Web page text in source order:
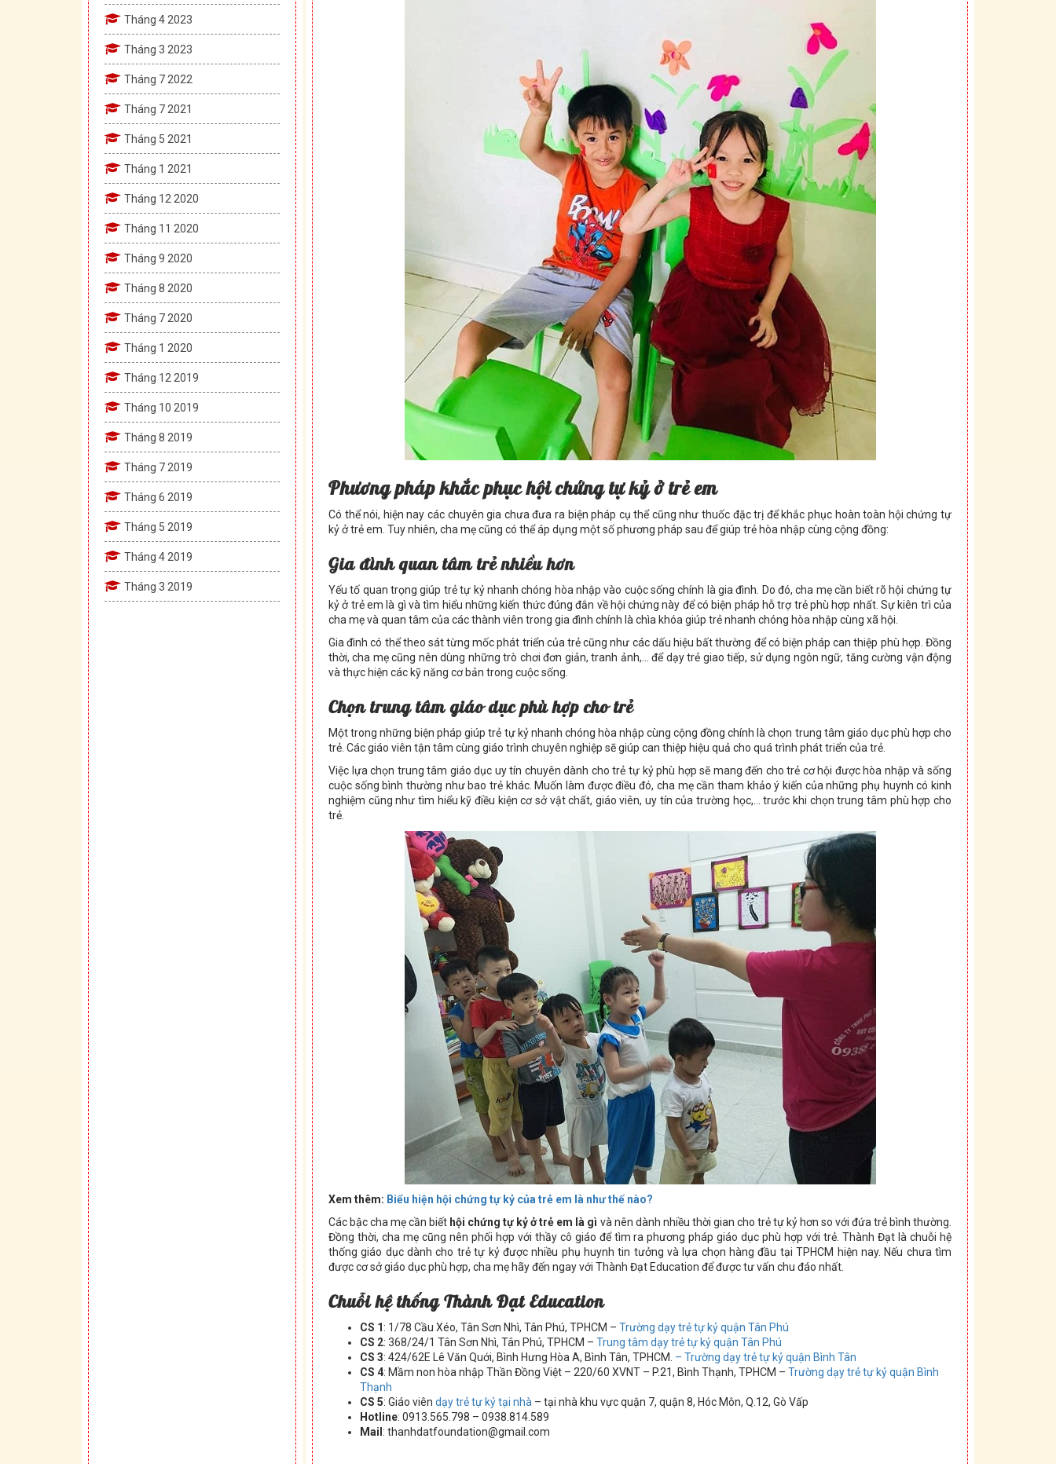
Tháng 4 2023
Tháng 3 2023
Tháng 7 2022
Tháng 7 2021
Tháng 5 2021
Tháng 1 2021
Tháng 12 2020
Tháng 11 2020
Tháng 9 2020
Tháng 8 2020
Tháng 7 2020
Tháng 1 2020
Tháng 12 2019
Tháng 10 2019
Tháng 8 2019
Tháng 7 2019
Tháng 6 2019
Tháng 5 2019
Tháng 4 2019
Tháng 3 2019
Phương pháp khắc phục hội chứng tự kỷ ở trẻ em
Có thể nói, hiện nay các chuyên gia chưa đưa ra biện pháp cụ thể cũng như thuốc đặc trị để khắc phục hoàn toàn hội chứng tự
kỷ ở trẻ em. Tuy nhiên, cha mẹ cũng có thể áp dụng một số phương pháp sau để giúp trẻ hòa nhập cùng cộng đồng:
Gia đình quan tâm trẻ nhiều hơn
Yếu tố quan trọng giúp trẻ tự kỷ nhanh chóng hòa nhập vào cuộc sống chính là gia đình. Do đó, cha mẹ cần biết rõ hội chứng tự
kỷ ở trẻ em là gì và tìm hiểu những kiến thức đúng đắn về hội chứng này để có biện pháp hỗ trợ trẻ phù hợp nhất. Sự kiên trì của
cha mẹ và quan tâm của các thành viên trong gia đình chính là chìa khóa giúp trẻ nhanh chóng hòa nhập cùng xã hội.
Gia đình có thể theo sát từng mốc phát triển của trẻ cũng như các dấu hiệu bất thường để có biện pháp can thiệp phù hợp. Đồng
thời, cha mẹ cũng nên dùng những trò chơi đơn giản, tranh ảnh,… để dạy trẻ giao tiếp, sử dụng ngôn ngữ, tăng cường vận động
và thực hiện các kỹ năng cơ bản trong cuộc sống.
Chọn trung tâm giáo dục phù hợp cho trẻ
Một trong những biện pháp giúp trẻ tự kỷ nhanh chóng hòa nhập cùng cộng đồng chính là chọn trung tâm giáo dục phù hợp cho
trẻ. Các giáo viên tận tâm cùng giáo trình chuyên nghiệp sẽ giúp can thiệp hiệu quả cho quá trình phát triển của trẻ.
Việc lựa chọn trung tâm giáo dục uy tín chuyên dành cho trẻ tự kỷ phù hợp sẽ mang đến cho trẻ cơ hội được hòa nhập và sống
cuộc sống bình thường như bao trẻ khác. Muốn làm được điều đó, cha mẹ cần tham khảo ý kiến của những phụ huynh có kinh
nghiệm cũng như tìm hiểu kỹ điều kiện cơ sở vật chất, giáo viên, uy tín của trường học,… trước khi chọn trung tâm phù hợp cho
trẻ.
Xem thêm: Biểu hiện hội chứng tự kỷ của trẻ em là như thế nào?
Các bậc cha mẹ cần biết hội chứng tự kỷ ở trẻ em là gì và nên dành nhiều thời gian cho trẻ tự kỷ hơn so với đứa trẻ bình thường.
Đồng thời, cha mẹ cũng nên phối hợp với thầy cô giáo để tìm ra phương pháp giáo dục phù hợp với trẻ. Thành Đạt là chuỗi hệ
thống giáo dục dành cho trẻ tự kỷ được nhiều phụ huynh tin tưởng và lựa chọn hàng đầu tại TPHCM hiện nay. Nếu chưa tìm
được cơ sở giáo dục phù hợp, cha mẹ hãy đến ngay với Thành Đạt Education để được tư vấn chu đáo nhất.
Chuỗi hệ thống Thành Đạt Education
CS 1 : 1/78 Cầu Xéo, Tân Sơn Nhì, Tân Phú, TPHCM – Trường dạy trẻ tự kỷ quận Tân Phú
CS 2: 368/24/1 Tân Sơn Nhì, Tân Phú, TPHCM – Trung tâm dạy trẻ tự kỷ quận Tân Phú
CS 3: 424/62E Lê Văn Quới, Bình Hưng Hòa A, Bình Tân, TPHCM. – Trường dạy trẻ tự kỷ quận Bình Tân
CS 4: Mầm non hòa nhập Thần Đồng Việt – 220/60 XVNT – P.21, Bình Thạnh, TPHCM – Trường dạy trẻ tự kỷ quận Bình
Thạnh
CS 5: Giáo viên dạy trẻ tự kỷ tại nhà – tại nhà khu vực quận 7, quận 8, Hóc Môn, Q.12, Gò Vấp
Hotline: 0913.565.798 – 0938.814.589
Mail : thanhdatfoundation@gmail.com